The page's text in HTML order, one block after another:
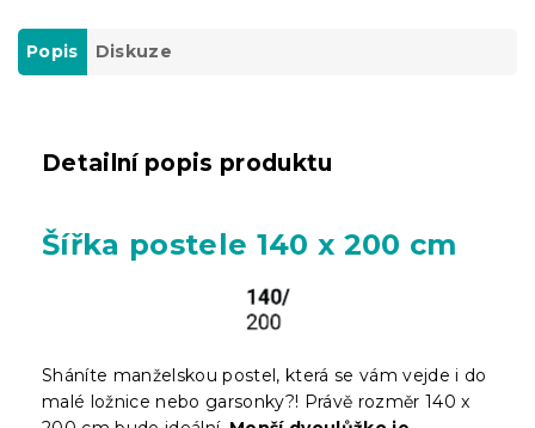
Popis Diskuze
Detailní popis produktu
Šířka postele 140 x 200 cm
Sháníte manželskou postel, která se vám vejde i do
malé ložnice nebo garsonky?! Právě rozměr 140 x